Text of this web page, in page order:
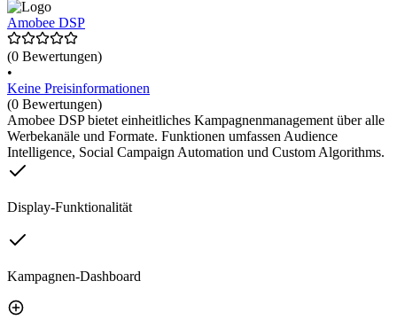
Amobee DSP
(0 Bewertungen)
•
Keine Preisinformationen
(0 Bewertungen)
Amobee DSP bietet einheitliches Kampagnenmanagement über alle
Werbekanäle und Formate. Funktionen umfassen Audience
Intelligence, Social Campaign Automation und Custom Algorithms.
Display-Funktionalität
Kampagnen-Dashboard